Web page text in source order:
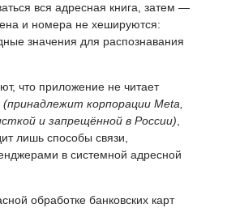
вся адресная книга, затем —
и номера не хешируются:
значения для распознавания
что приложение не читает
(принадлежит корпорации Meta,
и запрещённой в России),
лишь способы связи,
в системной адресной
обработке банковских карт